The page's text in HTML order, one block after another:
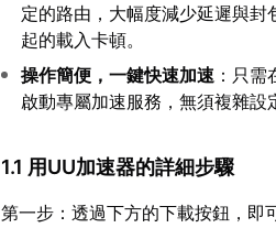
定的路由，大幅度減少延遲與
起的載入卡頓。
操作簡便，一鍵快速加速 ：只需
啟動專屬加速服務，無須複雜設
1.1 用UU加速器的詳細步驟
第一步：透過下方的下載按鈕，即